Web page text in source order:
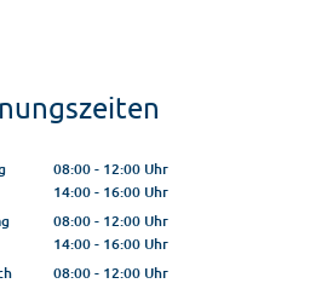
08:00- 12:00Uhr
Von 08:00 bis 12:00 Uhr
14:00- 16:00Uhr
Von 14:00 bis 16:00 Uhr
08:00- 12:00Uhr
Von 08:00 bis 12:00 Uhr
14:00- 16:00Uhr
Von 14:00 bis 16:00 Uhr
08:00- 12:00Uhr